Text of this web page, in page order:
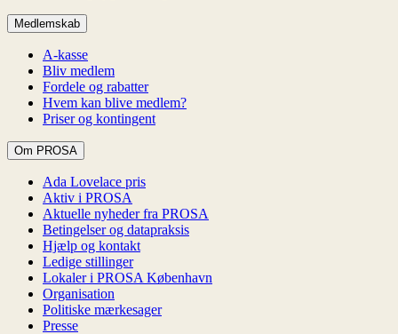
Medlemskab
A-kasse
Bliv medlem
Fordele og rabatter
Hvem kan blive medlem?
Priser og kontingent
Om PROSA
Ada Lovelace pris
Aktiv i PROSA
Aktuelle nyheder fra PROSA
Betingelser og datapraksis
Hjælp og kontakt
Ledige stillinger
Lokaler i PROSA København
Organisation
Politiske mærkesager
Presse